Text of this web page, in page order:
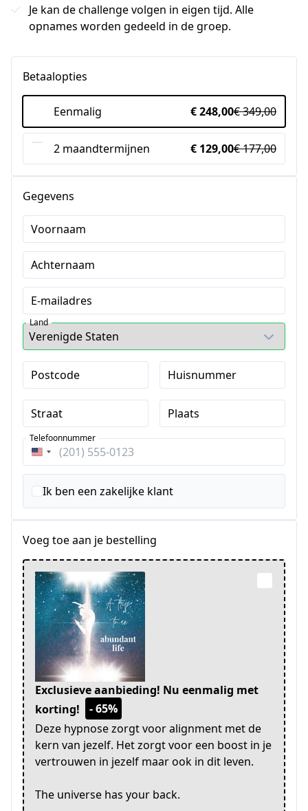
Je kan de challenge volgen in eigen tijd. Alle
opnames worden gedeeld in de groep.
Betaalopties
Eenmalig € 248,00€ 349,00
2 maandtermijnen € 129,00€ 177,00
Gegevens
Voornaam
Achternaam
E-mailadres
Land
Postcode Huisnummer
Straat Plaats
Verenigde
Staten
+1
Telefoonnummer
Ik ben een zakelijke klant
Voeg toe aan je bestelling
Exclusieve aanbieding! Nu eenmalig met
korting!
- 65%
Deze hypnose zorgt voor alignment met de
kern van jezelf. Het zorgt voor een boost in je
vertrouwen in jezelf maar ook in dit leven.
The universe has your back.